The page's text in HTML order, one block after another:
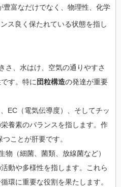
富なだけでなく、物理性、化学
ス良く保たれている状態を指し
さ、水はけ、空気の通りやすさ
す。特に 団粒構造の発達が重要
EC（電気伝導度）、そしてチッ
養素のバランスを指します。作
ことが肝要です。
物（細菌、菌類、放線菌など）
動や多様性を指します。これら
環に重要な役割を果たします。